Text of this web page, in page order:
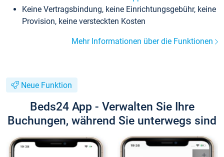
Keine Vertragsbindung, keine Einrichtungsgebühr, keine
Provision, keine versteckten Kosten
Mehr Informationen über die Funktionen
Neue Funktion
Beds24 App - Verwalten Sie Ihre
Buchungen, während Sie unterwegs sind